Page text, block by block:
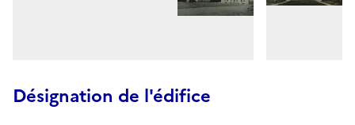
Désignation de l'édifice